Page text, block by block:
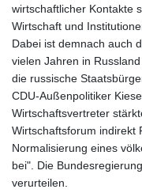
wirtschaftlicher Kontakte
Wirtschaft und
Dabei ist demnach auch
vielen Jahren in
die russische
CDU-Außenpolitiker
Wirtschaftsvertreter
Wirtschaftsforum indirekt
Normalisierung eines
bei". Die
verurteilen.